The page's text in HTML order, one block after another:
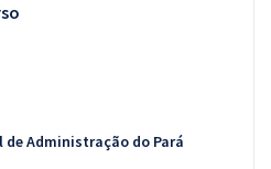
de Administração do Pará